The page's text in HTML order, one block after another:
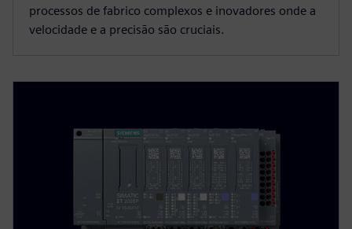
processos de fabrico complexos e inovadores onde a
velocidade e a precisão são cruciais.